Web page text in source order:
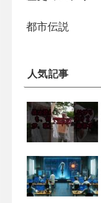
都市伝説
人気記事